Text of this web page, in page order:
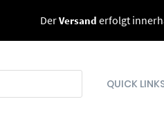
DerVersand erfolgt
QUICK